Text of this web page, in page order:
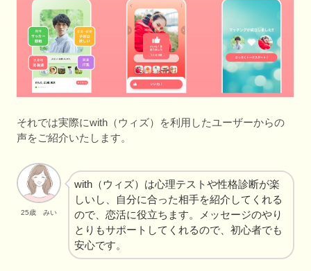
それでは実際にwith（ウィズ）を利用したユーザーからの
声をご紹介いたします。
25歳 みい
with（ウィズ）は心理テストや性格診断が楽
しいし、自分に合った相手を紹介してくれる
ので、恋活に役立ちます。メッセージのやり
とりもサポートしてくれるので、初心者でも
安心です。